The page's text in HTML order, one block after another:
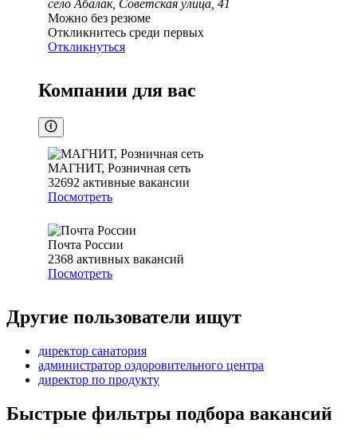
село Абалак, Советская улица, 41
Можно без резюме
Откликнитесь среди первых
Откликнуться
Компании для вас
МАГНИТ, Розничная сеть
32692 активные вакансии
Посмотреть
Почта России
2368 активных вакансий
Посмотреть
Другие пользователи ищут
директор санатория
администратор оздоровительного центра
директор по продукту
Быстрые фильтры подбора вакансий